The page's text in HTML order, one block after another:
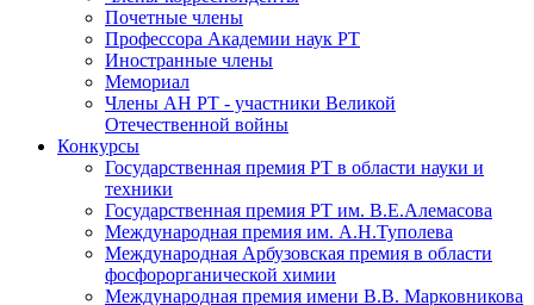
Почетные члены
Профессора Академии наук РТ
Иностранные члены
Мемориал
Члены АН РТ - участники Великой
Отечественной войны
Конкурсы
Государственная премия РТ в области науки и
техники
Государственная премия РТ им. В.Е.Алемасова
Международная премия им. А.Н.Туполева
Международная Арбузовская премия в области
фосфорорганической химии
Международная премия имени В.В. Марковникова